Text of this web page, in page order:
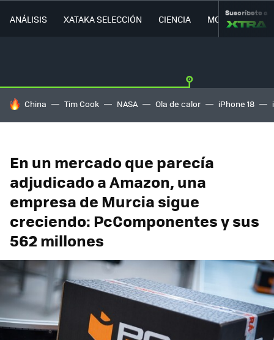
ANÁLISIS XATAKA SELECCIÓN CIENCIA MOVILIDAD
Suscríbete a
HOY SE HABLA DE
China Tim Cook NASA Ola de calor iPhone 18
En un mercado que parecía
adjudicado a Amazon, una
empresa de Murcia sigue
creciendo: PcComponentes y sus
562 millones